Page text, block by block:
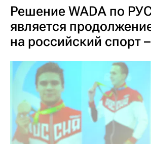
Решение WADA по
является
на российский спорт